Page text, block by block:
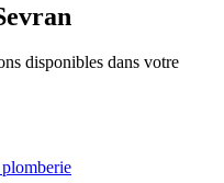
disponibles dans votre